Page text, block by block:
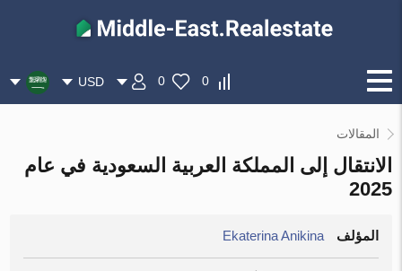
0
0
USD
المقالات
الانتقال إلى المملكة العربية السعودية في عام
2025
المؤلف Ekaterina Anikina